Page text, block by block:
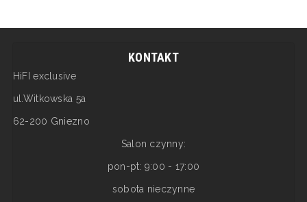
KONTAKT
HiFI exclusive
ul.Witkowska 5a
62-200 Gniezno
Salon czynny:
pon-pt: 9:00 - 17:00
sobota nieczynne